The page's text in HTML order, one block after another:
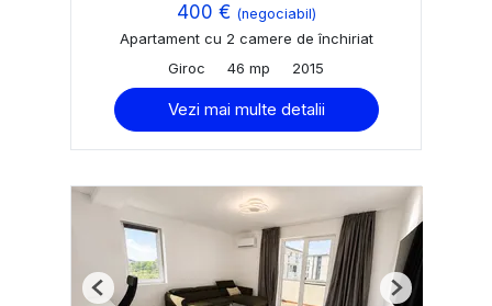
400 € (negociabil)
Apartament cu 2 camere de închiriat
Giroc
46 mp 2015
Vezi mai multe detalii
Previous Next